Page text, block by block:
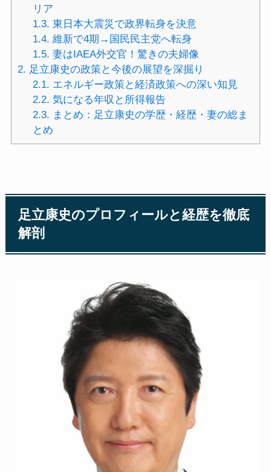
リア
1.3. 東日本大震災で政界転身を決意
1.4. 維新で4期→国民民主党へ転身
1.5. 妻はIAEA外交官！驚きの夫婦像
2. 足立康史の政策と今後の展望を深掘り
2.1. エネルギー政策と経済政策への深い知見
2.2. 気になる年収と所得報告
2.3. まとめ：足立康史の学歴・経歴・妻の総ま
とめ
足立康史のプロフィールと経歴を徹底
解剖